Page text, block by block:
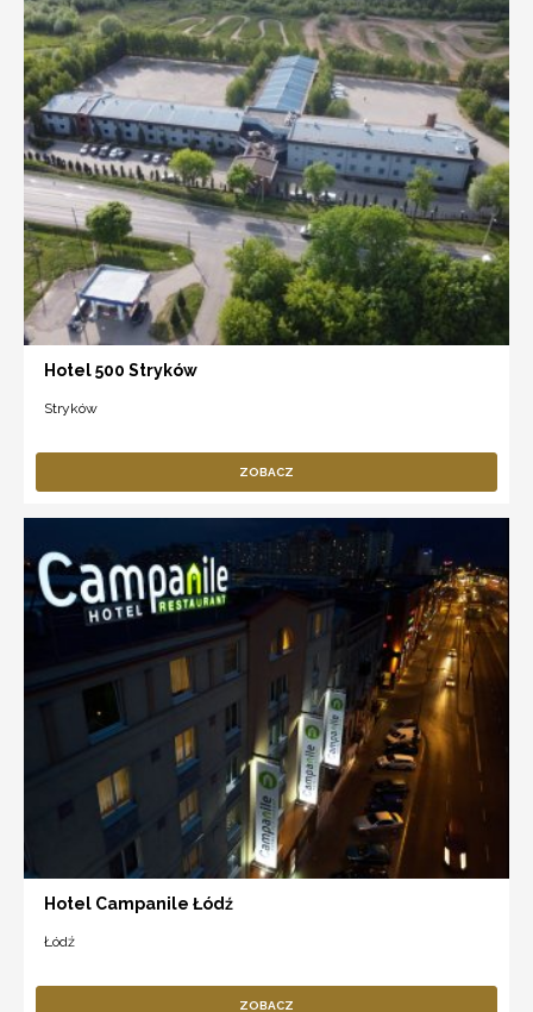
Hotel 500 Stryków
Stryków
ZOBACZ
Hotel Campanile Łódź
Łódź
ZOBACZ